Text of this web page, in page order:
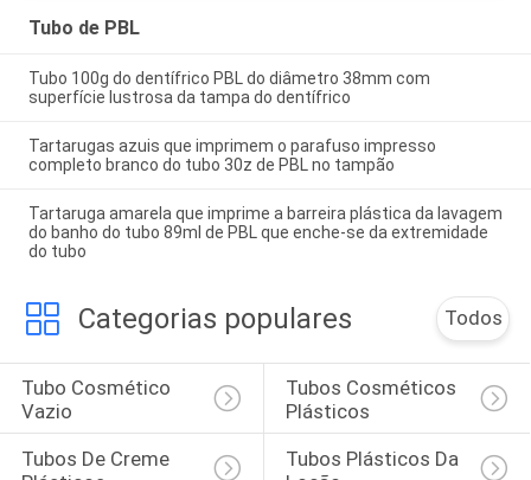
Tubo de PBL
Tubo 100g do dentífrico PBL do diâmetro 38mm com
superfície lustrosa da tampa do dentífrico
Tartarugas azuis que imprimem o parafuso impresso
completo branco do tubo 30z de PBL no tampão
Tartaruga amarela que imprime a barreira plástica da lavagem
do banho do tubo 89ml de PBL que enche-se da extremidade
do tubo
Categorias populares Todos
Tubo Cosmético
Vazio
Tubos Cosméticos
Plásticos
Tubos De Creme
Tubos Plásticos Da